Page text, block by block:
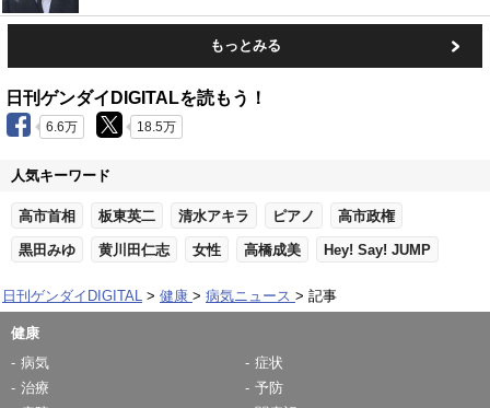
もっとみる
日刊ゲンダイDIGITALを読もう！
6.6万 18.5万
人気キーワード
高市首相 板東英二 清水アキラ ピアノ 高市政権
黒田みゆ 黄川田仁志 女性 高橋成美 Hey! Say! JUMP
日刊ゲンダイDIGITAL 健康 病気ニュース 記事
健康
病気
症状
治療
予防